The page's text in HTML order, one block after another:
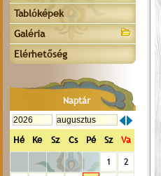
Tablóképek
Galéria
Elérhetőség
Naptár
Hé Ke Sz Cs Pé Sz Va
1
2